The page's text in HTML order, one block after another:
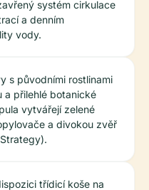
systém cirkulace
a denním
vody.
s původními rostlinami
a přilehlé botanické
vytvářejí zelené
a divokou zvěř
třídicí koše na